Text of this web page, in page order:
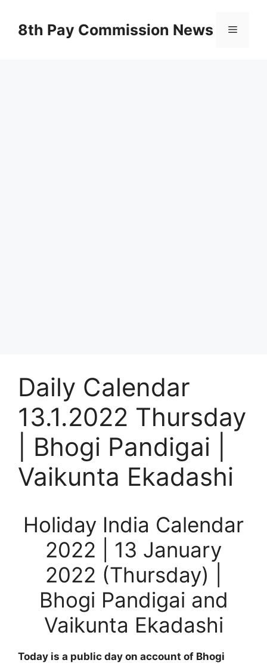
content8th Pay Commission News Menu
Daily Calendar
13.1.2022 Thursday
| Bhogi Pandigai |
Vaikunta Ekadashi
Holiday India Calendar
2022 | 13 January
2022 (Thursday) |
Bhogi Pandigai and
Vaikunta Ekadashi
Today is a public day on account of Bhogi